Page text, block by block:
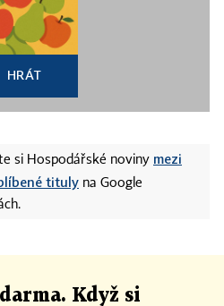
HRÁT
si Hospodářské noviny mezi
tituly na Google
Když si